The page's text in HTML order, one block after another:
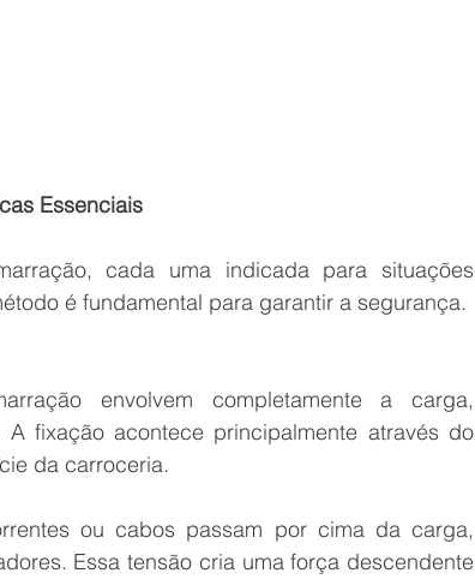
Essenciais
cada uma indicada para situações
é fundamental para garantir a segurança.
envolvem completamente a carga,
fixação acontece principalmente através do
da carroceria.
ou cabos passam por cima da carga,
Essa tensão cria uma força descendente